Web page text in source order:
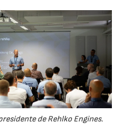
de Rehlko Engines.